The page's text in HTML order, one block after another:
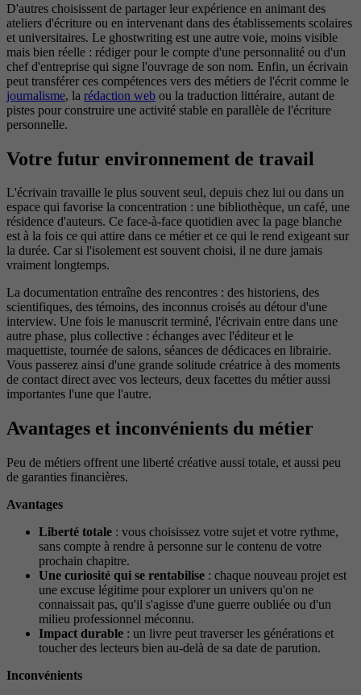
D'autres choisissent de partager leur expérience en animant des
ateliers d'écriture ou en intervenant dans des établissements scolaires
et universitaires. Le ghostwriting est une autre voie, moins visible
mais bien réelle : rédiger pour le compte d'une personnalité ou d'un
chef d'entreprise qui signe l'ouvrage de son nom. Enfin, un écrivain
peut transférer ces compétences vers des métiers de l'écrit comme le
journalisme, la rédaction web ou la traduction littéraire, autant de
pistes pour construire une activité stable en parallèle de l'écriture
personnelle.
Votre futur environnement de travail
L'écrivain travaille le plus souvent seul, depuis chez lui ou dans un
espace qui favorise la concentration : une bibliothèque, un café, une
résidence d'auteurs. Ce face-à-face quotidien avec la page blanche
est à la fois ce qui attire dans ce métier et ce qui le rend exigeant sur
la durée. Car si l'isolement est souvent choisi, il ne dure jamais
vraiment longtemps.
La documentation entraîne des rencontres : des historiens, des
scientifiques, des témoins, des inconnus croisés au détour d'une
interview. Une fois le manuscrit terminé, l'écrivain entre dans une
autre phase, plus collective : échanges avec l'éditeur et le
maquettiste, tournée de salons, séances de dédicaces en librairie.
Vous passerez ainsi d'une grande solitude créatrice à des moments
de contact direct avec vos lecteurs, deux facettes du métier aussi
importantes l'une que l'autre.
Avantages et inconvénients du métier
Peu de métiers offrent une liberté créative aussi totale, et aussi peu
de garanties financières.
Avantages
Liberté totale : vous choisissez votre sujet et votre rythme,
sans compte à rendre à personne sur le contenu de votre
prochain chapitre.
Une curiosité qui se rentabilise : chaque nouveau projet est
une excuse légitime pour explorer un univers qu'on ne
connaissait pas, qu'il s'agisse d'une guerre oubliée ou d'un
milieu professionnel méconnu.
Impact durable : un livre peut traverser les générations et
toucher des lecteurs bien au-delà de sa date de parution.
Inconvénients